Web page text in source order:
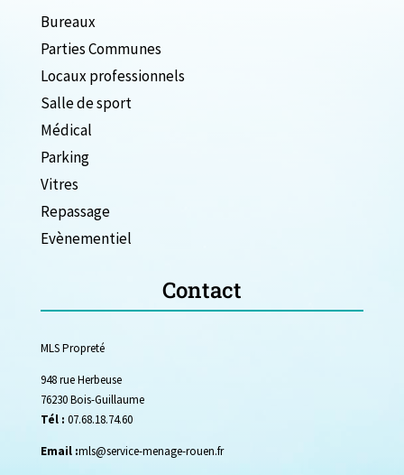
Bureaux
Parties Communes
Locaux professionnels
Salle de sport
Médical
Parking
Vitres
Repassage
Evènementiel
Contact
MLS Propreté
948 rue Herbeuse
76230 Bois-Guillaume
Tél : 07.68.18.74.60
Email :mls@service-menage-rouen.fr